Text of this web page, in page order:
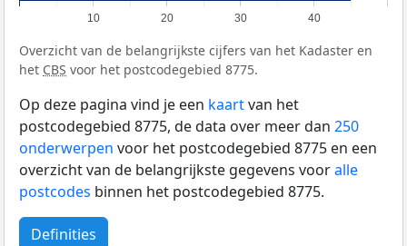
10 20 30 40
Overzicht van de belangrijkste cijfers van het Kadaster en
het CBS voor het postcodegebied 8775.
Op deze pagina vind je een kaartvan het
postcodegebied 8775, de data over meer dan 250
onderwerpen voor het postcodegebied 8775 en een
overzicht van de belangrijkste gegevens vooralle
postcodes binnen het postcodegebied 8775.
Definities